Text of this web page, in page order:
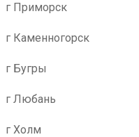
г Приморск
г Каменногорск
г Бугры
г Любань
г Холм